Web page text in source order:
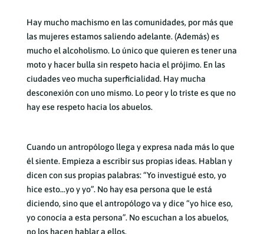
Hay mucho machismo en las comunidades, por más que
las mujeres estamos saliendo adelante. (Además) es
mucho el alcoholismo. Lo único que quieren es tener una
moto y hacer bulla sin respeto hacia el prójimo. En las
ciudades veo mucha superficialidad. Hay mucha
desconexión con uno mismo. Lo peor y lo triste es que no
hay ese respeto hacia los abuelos.
Cuando un antropólogo llega y expresa nada más lo que
él siente. Empieza a escribir sus propias ideas. Hablan y
dicen con sus propias palabras: “Yo investigué esto, yo
hice esto…yo y yo”. No hay esa persona que le está
diciendo, sino que el antropólogo va y dice “yo hice eso,
yo conocía a esta persona”. No escuchan a los abuelos,
no los hacen hablar a ellos.